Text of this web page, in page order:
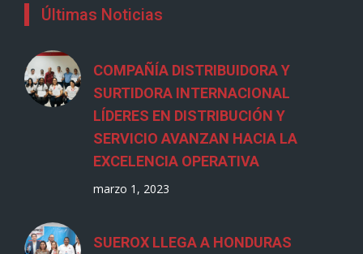
Últimas Noticias
COMPAÑÍA DISTRIBUIDORA Y
SURTIDORA INTERNACIONAL
LÍDERES EN DISTRIBUCIÓN Y
SERVICIO AVANZAN HACIA LA
EXCELENCIA OPERATIVA
marzo 1, 2023
SUEROX LLEGA A HONDURAS